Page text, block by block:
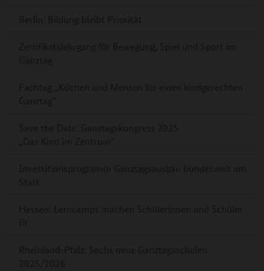
Berlin: Bildung bleibt Priorität
Zertifikatslehrgang für Bewegung, Spiel und Sport im
Ganztag
Fachtag „Küchen und Mensen für einen kindgerechten
Ganztag“
Save the Date: Ganztagskongress 2025
„Das Kind im Zentrum“
Investitionsprogramm Ganztagsausbau bundesweit am
Start
Hessen: Lerncamps machen Schülerinnen und Schüler
fit
Rheinland-Pfalz: Sechs neue Ganztagsschulen
2025/2026